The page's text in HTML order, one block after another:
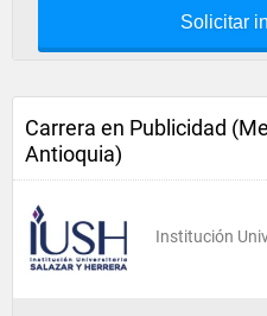
Solicitar
Carrera en Publicidad
Antioquia)
Institución